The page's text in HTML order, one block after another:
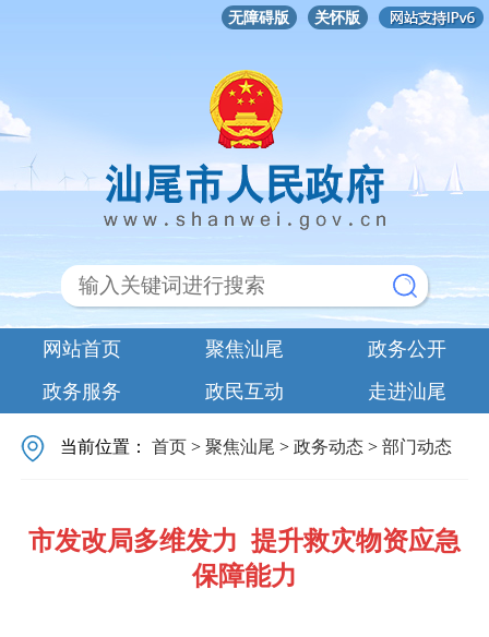
无障碍版 关怀版
网站首页 聚焦汕尾
政务公开
政务服务
政民互动 走进汕尾
当前位置：首页 >聚焦汕尾 >政务动态 >部门动态
市发改局多维发力 提升救灾物资应急
保障能力